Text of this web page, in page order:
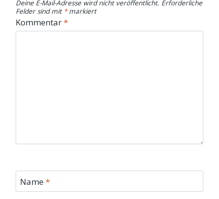
Deine E-Mail-Adresse wird nicht veröffentlicht. Erforderliche
Felder sind mit *markiert
Kommentar*
Name *